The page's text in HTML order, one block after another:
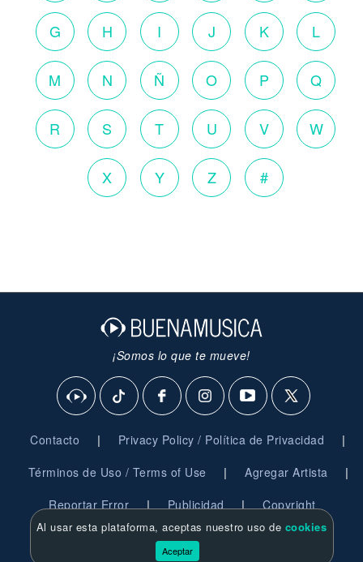
G H I J K L
M N Ñ O P Q
R S T U V W
X Y Z #
¡Somos lo que te mueve!
Contacto | Privacy Policy / Política de Privacidad |
Términos de Uso / Terms of Use | Agregar Artista |
Reportar Error | Publicidad | Copyright
© 2026 BuenaMusica.com - Derechos Reservados
Al usar esta plataforma, aceptas nuestro uso de cookies
Aceptar